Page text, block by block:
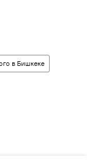
в Бишкеке